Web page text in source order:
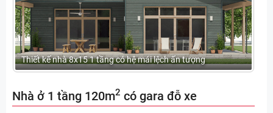
Thiết kế nhà 8x15 1 tầng có hệ mái lệch ấn tượng
Nhà ở 1 tầng 120m2 có gara đỗ xe